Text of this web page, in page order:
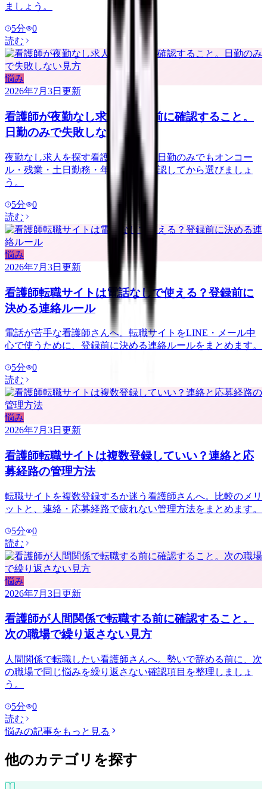
ましょう。
5分
0
読む
悩み
2026年7月3日 更新
看護師が夜勤なし求人を探す前に確認すること。
日勤のみで失敗しない見方
夜勤なし求人を探す看護師さんへ。日勤のみでもオンコー
ル・残業・土日勤務・年収低下を確認してから選びましょ
う。
5分
0
読む
悩み
2026年7月3日 更新
看護師転職サイトは電話なしで使える？登録前に
決める連絡ルール
電話が苦手な看護師さんへ。転職サイトをLINE・メール中
心で使うために、登録前に決める連絡ルールをまとめます。
5分
0
読む
悩み
2026年7月3日 更新
看護師転職サイトは複数登録していい？連絡と応
募経路の管理方法
転職サイトを複数登録するか迷う看護師さんへ。比較のメリ
ットと、連絡・応募経路で疲れない管理方法をまとめます。
5分
0
読む
悩み
2026年7月3日 更新
看護師が人間関係で転職する前に確認すること。
次の職場で繰り返さない見方
人間関係で転職したい看護師さんへ。勢いで辞める前に、次
の職場で同じ悩みを繰り返さない確認項目を整理しましょ
う。
5分
0
読む
悩みの記事をもっと見る
他のカテゴリを探す